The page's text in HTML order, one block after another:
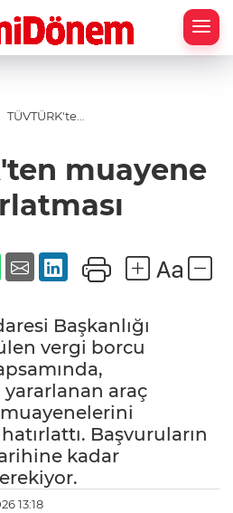
TÜVTÜRK'ten
muayene
Başkanlığı
vergi borcu
yararlanan araç
Başvuruların
kadar
13:18